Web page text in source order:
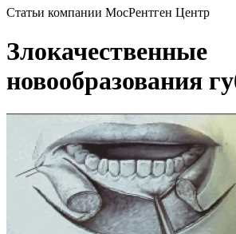
Статьи компании МосРентген Центр
Злокачественные
новообразования